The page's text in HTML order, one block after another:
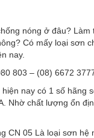
nóng ở đâu? Làm
Có mấy loại sơn
nay.
803 – (08) 6672
nay có 1 số hãng
Nhờ chất lượng ổn
CN 05 Là loại sơn hệ